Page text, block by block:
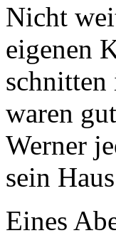
Nicht
eigenen
schnitten
waren
Werner
sein
Eines